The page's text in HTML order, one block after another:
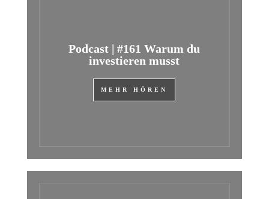
Podcast | #161 Warum du
investieren musst
MEHR HÖREN